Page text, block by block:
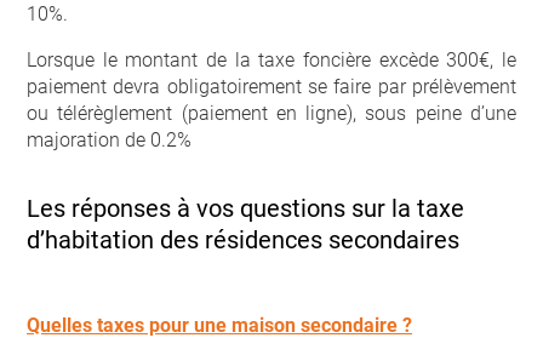
10%.
Lorsque le montant de la taxe foncière excède 300€, le
paiement devra obligatoirement se faire par prélèvement
ou télérèglement (paiement en ligne), sous peine d’une
majoration de 0.2%
Les réponses à vos questions sur la taxe
d’habitation des résidences secondaires
Quelles taxes pour une maison secondaire ?